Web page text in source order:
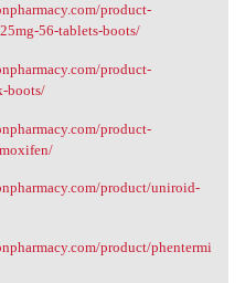
product-
56-tablets-boots/
product-
boots/
product-
product/uniroid-
product/phentermi